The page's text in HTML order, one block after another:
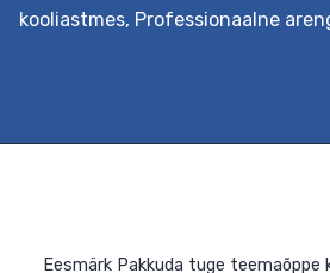
võimalusi. Selleks valmistavad
korraldada, lähtudes seejuures
kooliastmes, Professionaalne